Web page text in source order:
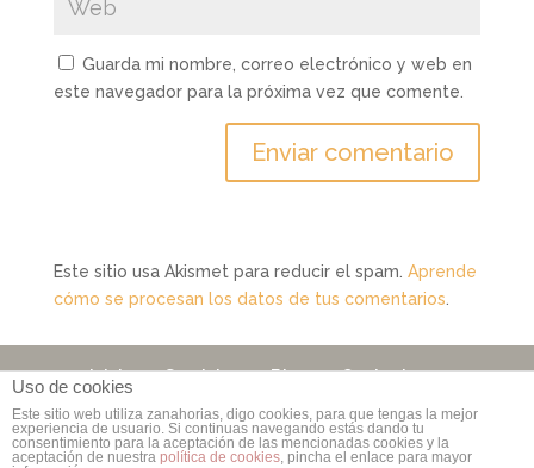
Guarda mi nombre, correo electrónico y web en
este navegador para la próxima vez que comente.
Este sitio usa Akismet para reducir el spam. Aprende
cómo se procesan los datos de tus comentarios
Inicio Servicios Blog Contacto
Copyright © 2006 - 2026Rebuzzna Comunicación|
Uso de cookies
Este sitio web utiliza zanahorias, digo cookies, para que tengas la mejor
experiencia de usuario. Si continuas navegando estás dando tu
consentimiento para la aceptación de las mencionadas cookies y la
aceptación de nuestra política de cookies, pincha el enlace para mayor